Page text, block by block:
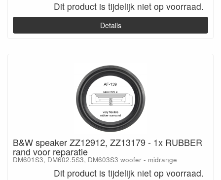
Dit product is tijdelijk niet op voorraad.
Details
B&W speaker ZZ12912, ZZ13179 - 1x RUBBER
rand voor reparatie
DM601S3, DM602.5S3, DM603S3 woofer - midrange
Dit product is tijdelijk niet op voorraad.